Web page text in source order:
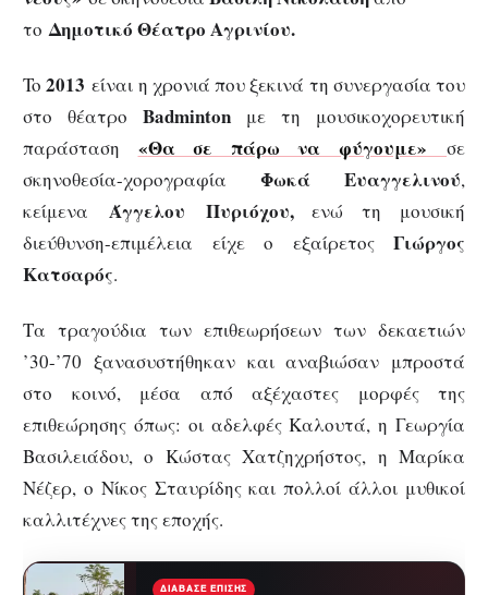
το Δημοτικό Θέατρο Αγρινίου.
To2013 είναι η χρονιά που ξεκινά τη συνεργασία του
στο θέατρο Badminton με τη μουσικοχορευτική
παράσταση «Θα σε πάρω να φύγουμε» σε
σκηνοθεσία-χορογραφία Φωκά Ευαγγελινού,
κείμενα Άγγελου Πυριόχου,ενώ τη μουσική
διεύθυνση-επιμέλεια είχε ο εξαίρετος Γιώργος
Κατσαρός.
Τα τραγούδια των επιθεωρήσεων των δεκαετιών
’30-’70 ξανασυστήθηκαν και αναβιώσαν μπροστά
στο κοινό, μέσα από αξέχαστες μορφές της
επιθεώρησης όπως: οι αδελφές Καλουτά, η Γεωργία
Βασιλειάδου, ο Κώστας Χατζηχρήστος, η Μαρίκα
Νέζερ, ο Νίκος Σταυρίδης και πολλοί άλλοι μυθικοί
καλλιτέχνες της εποχής.
ΔΙΆΒΑΣΕ ΕΠΊΣΗΣ